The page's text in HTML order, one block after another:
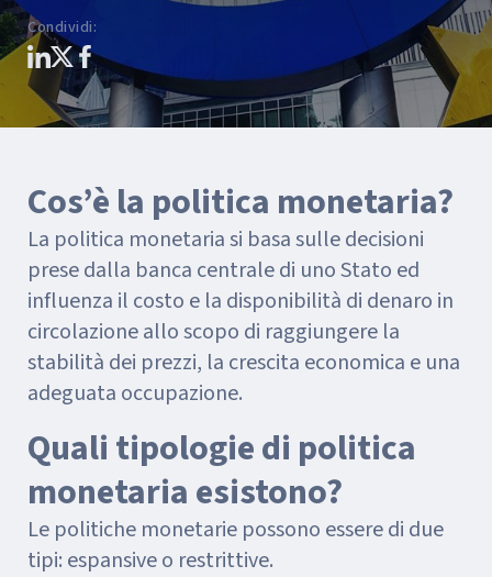
Condividi:
Cos’è la politica monetaria?
La politica monetaria si basa sulle decisioni
prese dalla banca centrale di uno Stato ed
influenza il costo e la disponibilità di denaro in
circolazione allo scopo di raggiungere la
stabilità dei prezzi, la crescita economica e una
adeguata occupazione.
Quali tipologie di politica
monetaria esistono?
Le politiche monetarie possono essere di due
tipi: espansive o restrittive.